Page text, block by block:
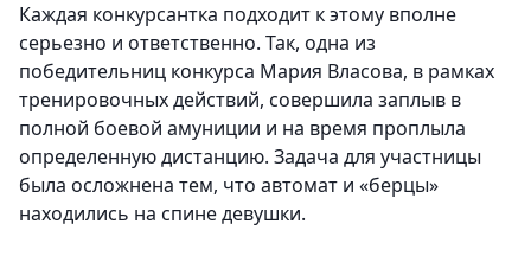
Каждая конкурсантка подходит к этому вполне
серьезно и ответственно. Так, одна из
победительниц конкурса Мария Власова, в рамках
тренировочных действий, совершила заплыв в
полной боевой амуниции и на время проплыла
определенную дистанцию. Задача для участницы
была осложнена тем, что автомат и «берцы»
находились на спине девушки.